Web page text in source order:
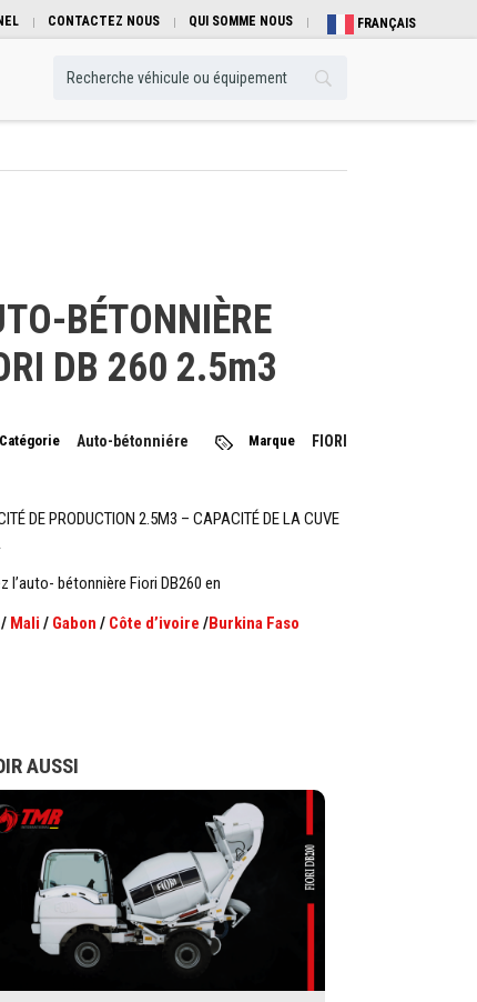
CONTACTEZ NOUS QUI SOMME NOUS FRANÇAIS
BÉTONNIÈRE
DB 260 2.5m3
Catégorie Auto-bétonniére Marque FIORI
DE PRODUCTION 2.5M3 – CAPACITÉ DE LA CUVE
l’auto- bétonnière Fiori DB260 en
/ Mali / Gabon / Côte d’ivoire /Burkina Faso
AUSSI